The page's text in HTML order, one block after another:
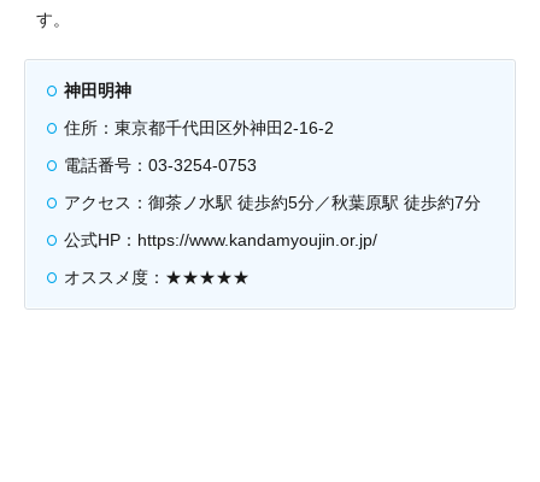
す。
神田明神
住所：東京都千代田区外神田2-16-2
電話番号：03-3254-0753
アクセス：御茶ノ水駅 徒歩約5分／秋葉原駅 徒歩約7分
公式HP：https://www.kandamyoujin.or.jp/
オススメ度：★★★★★